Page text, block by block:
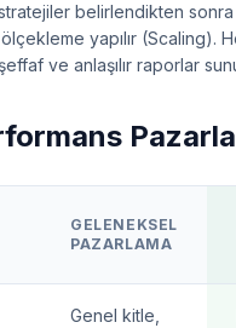
belirlendikten
ölçekleme yapılır (Scaling).
ve anlaşılır raporlar
GELENEKSEL
PAZARLAMA
Genel kitle,